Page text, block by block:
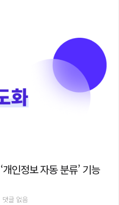
인정보 자동 분류’ 기능
댓글 없음